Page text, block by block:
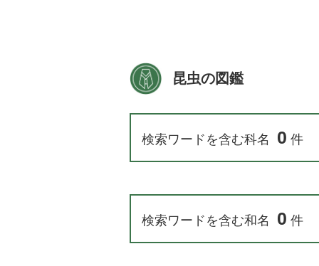
昆虫の図鑑
検索ワードを含む科名 0 件
検索ワードを含む和名 0 件